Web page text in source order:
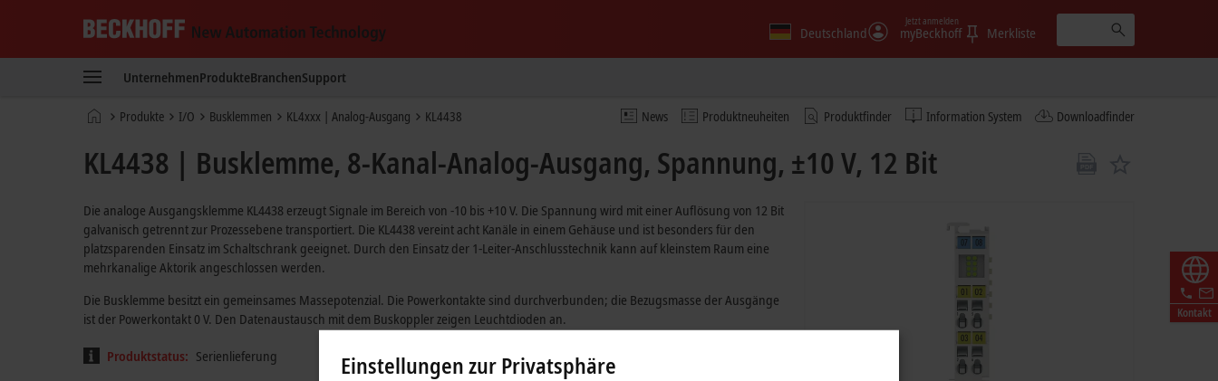
New
Technology
Deutschland myBeckhoff
Jetzt anmelden
Merkliste
UnternehmenProdukteBranchenSupport
News Produktneuheiten Produktfinder Information System Downloadfinder
StartseiteProdukte I/O Busklemmen KL4xxx | Analog-Ausgang KL4438
Kontakt
KL4438 | Busklemme, 8-Kanal-Analog-Ausgang, Spannung, ±10 V, 12 Bit
Die analoge Ausgangsklemme KL4438 erzeugt Signale im Bereich von -10 bis +10 V. Die Spannung wird mit einer Auflösung von 12 Bit
galvanisch getrennt zur Prozessebene transportiert. Die KL4438 vereint acht Kanäle in einem Gehäuse und ist besonders für den
platzsparenden Einsatz im Schaltschrank geeignet. Durch den Einsatz der 1-Leiter-Anschlusstechnik kann auf kleinstem Raum eine
mehrkanalige Aktorik angeschlossen werden.
Die Busklemme besitzt ein gemeinsames Massepotenzial. Die Powerkontakte sind durchverbunden; die Bezugsmasse der Ausgänge
ist der Powerkontakt 0 V. Den Datenaustausch mit dem Buskoppler zeigen Leuchtdioden an.
Produktstatus: Serienlieferung Einstellungen zur Privatsphäre